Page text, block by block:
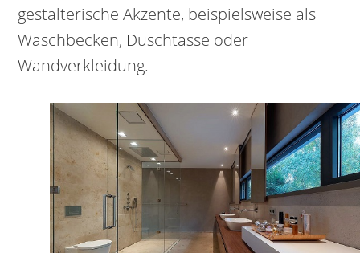
gestalterische Akzente, beispielsweise als
Waschbecken, Duschtasse oder
Wandverkleidung.